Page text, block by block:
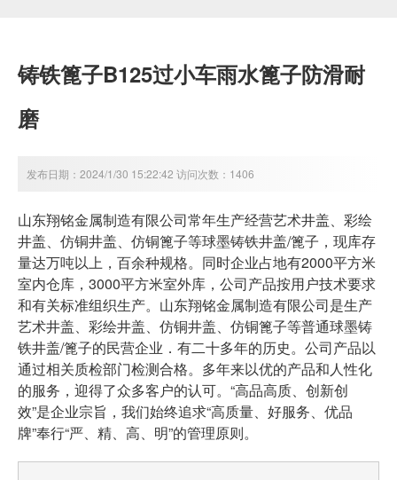
铸铁篦子B125过小车雨水篦子防滑耐
磨
发布日期：2024/1/30 15:22:42 访问次数：1406
山东翔铭金属制造有限公司常年生产经营艺术井盖、彩绘
井盖、仿铜井盖、仿铜篦子等球墨铸铁井盖/篦子，现库存
量达万吨以上，百余种规格。同时企业占地有2000平方米
室内仓库，3000平方米室外库，公司产品按用户技术要求
和有关标准组织生产。山东翔铭金属制造有限公司是生产
艺术井盖、彩绘井盖、仿铜井盖、仿铜篦子等普通球墨铸
铁井盖/篦子的民营企业．有二十多年的历史。公司产品以
通过相关质检部门检测合格。多年来以优的产品和人性化
的服务，迎得了众多客户的认可。“高品高质、创新创
效”是企业宗旨，我们始终追求“高质量、好服务、优品
牌”奉行“严、精、高、明”的管理原则。